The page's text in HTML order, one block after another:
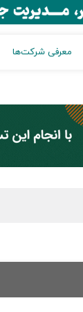
معرفی شرکت‌ها